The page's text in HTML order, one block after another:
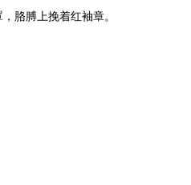
胳膊上挽着红袖章。